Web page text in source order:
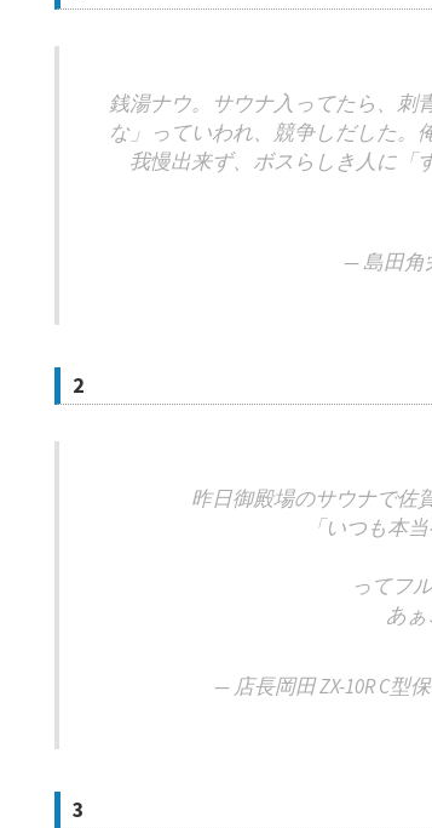
銭湯ナウ。サウナ入ってたら、刺
な」っていわれ、競争しだした。
我慢出来ず、ボスらしき人に「
— 島田角
2
昨日御殿場のサウナで佐
「いつも本
ってフ
あぁ
— 店長岡田 ZX-10R C型
3